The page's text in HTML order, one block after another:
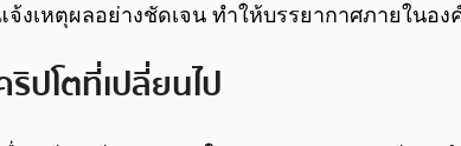
งเหตุผลอย่างชัดเจน ทำให้บรรยากาศภายในอ
ปโตที่เปลี่ยนไป